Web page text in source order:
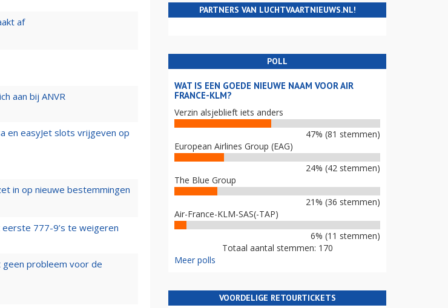
af
aan bij ANVR
en easyJet slots vrijgeven op
in op nieuwe bestemmingen
777-9’s te weigeren
probleem voor de
PARTNERS VAN LUCHTVAARTNIEUWS.NL!
POLL
WAT IS EEN GOEDE NIEUWE NAAM VOOR AIR
FRANCE-KLM?
Verzin alsjeblieft iets anders
47% (81 stemmen)
European Airlines Group (EAG)
24% (42 stemmen)
The Blue Group
21% (36 stemmen)
Air-France-KLM-SAS(-TAP)
6% (11 stemmen)
Totaal aantal stemmen: 170
Meer polls
VOORDELIGE RETOURTICKETS